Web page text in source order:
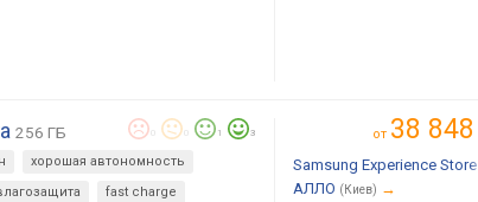
256 ГБ 1 3
хорошая автономность
fast charge
от 38 848
Samsung Experience Store
АЛЛО (Киев) →